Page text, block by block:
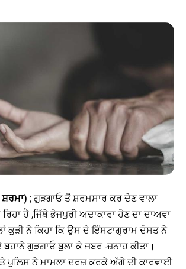
; ਗੁੜਗਾਓ ਤੋਂ ਸ਼ਰਮਸਾਰ ਕਰ ਦੇਣ ਵਾਲਾ
ਹੈ ,ਜਿੱਥੇ ਭੋਜਪੁਰੀ ਅਦਾਕਾਰਾ ਹੋਣ ਦਾ ਦਾਅਵਾ
ਕੁੜੀ ਨੇ ਕਿਹਾ ਕਿ ਉਸ ਦੇ ਇੰਸਟਾਗ੍ਰਾਮ ਦੋਸਤ ਨੇ
ਗੁੜਗਾਓ ਬੁਲਾ ਕੇ ਜਬਰ -ਜ਼ਨਾਹ ਕੀਤਾ।
ਪੁਲਿਸ ਨੇ ਮਾਮਲਾ ਦਰਜ਼ ਕਰਕੇ ਅੱਗੇ ਦੀ ਕਾਰਵਾਈ